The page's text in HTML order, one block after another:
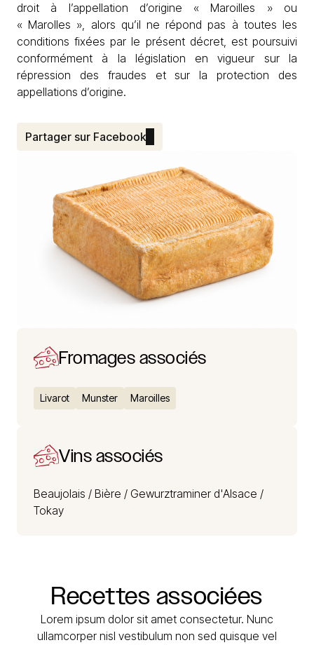
droit à l’appellation d’origine « Maroilles » ou
« Marolles », alors qu’il ne répond pas à toutes les
conditions fixées par le présent décret, est poursuivi
conformément à la législation en vigueur sur la
répression des fraudes et sur la protection des
appellations d’origine.
Partager sur Facebook
Fromages associés
Livarot Munster Maroilles
Vins associés
Beaujolais / Bière / Gewurztraminer d'Alsace /
Tokay
Recettes associées
Lorem ipsum dolor sit amet consectetur. Nunc
ullamcorper nisl vestibulum non sed quisque vel